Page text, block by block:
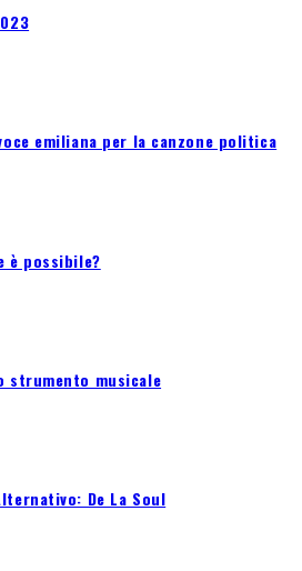
emiliana per la canzone politica
è possibile?
strumento musicale
De La Soul